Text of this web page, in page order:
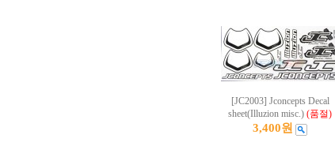
[JC2003] Jconcepts Decal
sheet(Illuzion misc.) (품절)
3,400원